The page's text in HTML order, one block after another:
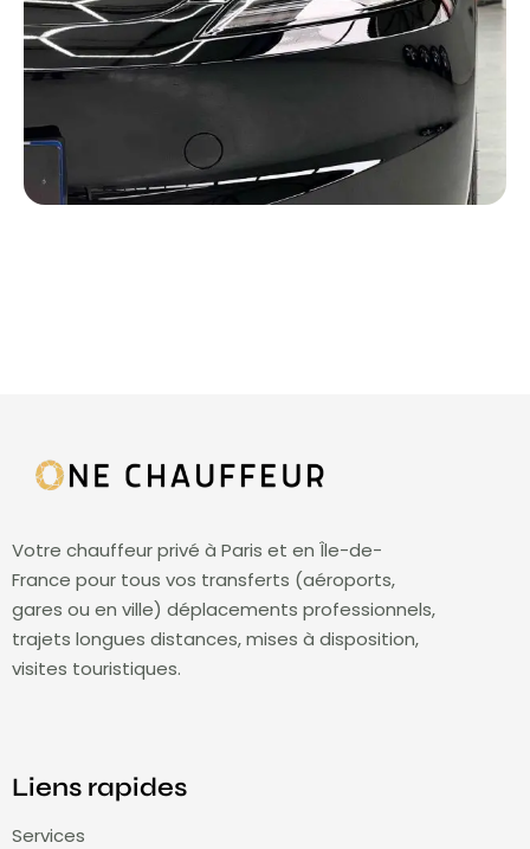
Votre chauffeur privé à Paris et en Île-de-
France pour tous vos transferts (aéroports,
gares ou en ville) déplacements professionnels,
trajets longues distances, mises à disposition,
visites touristiques.
Liens rapides
Services